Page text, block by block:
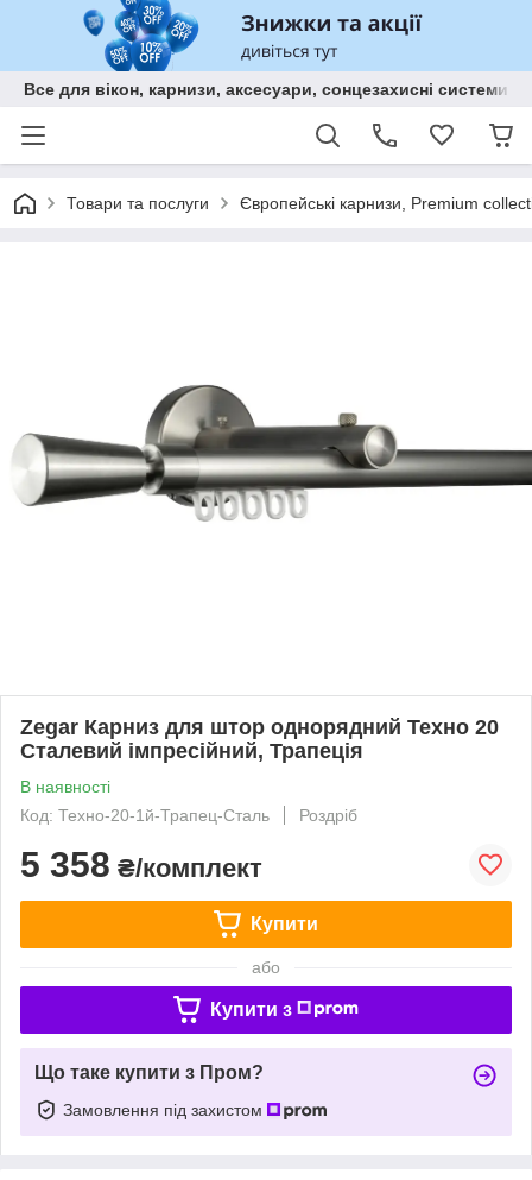
Все для вікон, карнизи, аксесуари, сонцезахисні
Товари та послуги Європейські карнизи, Premium
Zegar Карниз для штор однорядний Техно 20
Сталевий імпресійний, Трапеція
В наявності
Код: Техно-20-1й-Трапец-Сталь
Роздріб
5 358 ₴/комплект
Купити
або
Купити з
Що таке купити з Пром?
Замовлення під захистом